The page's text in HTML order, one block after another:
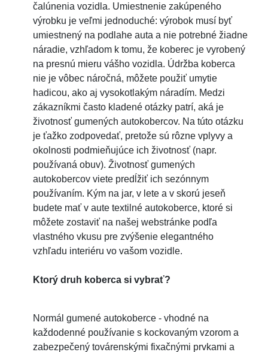
čalúnenia vozidla. Umiestnenie zakúpeného
výrobku je veľmi jednoduché: výrobok musí byť
umiestnený na podlahe auta a nie potrebné žiadne
náradie, vzhľadom k tomu, že koberec je vyrobený
na presnú mieru vášho vozidla. Údržba koberca
nie je vôbec náročná, môžete použiť umytie
hadicou, ako aj vysokotlakým náradím. Medzi
zákazníkmi často kladené otázky patrí, aká je
životnosť gumených autokobercov. Na túto otázku
je ťažko zodpovedať, pretože sú rôzne vplyvy a
okolnosti podmieňujúce ich životnosť (napr.
používaná obuv). Životnosť gumených
autokobercov viete predĺžiť ich sezónnym
používaním. Kým na jar, v lete a v skorú jeseň
budete mať v aute textilné autokoberce, ktoré si
môžete zostaviť na našej webstránke podľa
vlastného vkusu pre zvýšenie elegantného
vzhľadu interiéru vo vašom vozidle.
Ktorý druh koberca si vybrať?
Normál gumené autokoberce - vhodné na
každodenné používanie s kockovaným vzorom a
zabezpečený továrenskými fixačnými prvkami a